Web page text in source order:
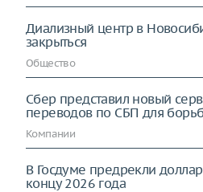
Диализный центр в
закрыться
Общество
Сбер представил новый
переводов по СБП для
Компании
В Госдуме предрекли
концу 2026 года